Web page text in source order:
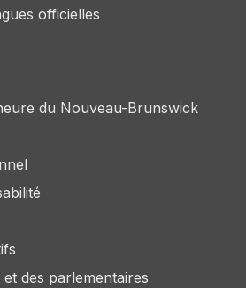
officielles
du Nouveau-Brunswick
des parlementaires